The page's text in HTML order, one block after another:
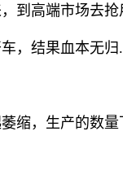
到高端市场去抢
，结果血本无归
缩，生产的数